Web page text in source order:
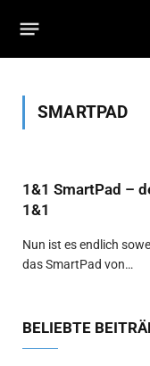
SMARTPAD
1&1 SmartPad –
1&1
Nun ist es endlich
das SmartPad von…
BELIEBTE